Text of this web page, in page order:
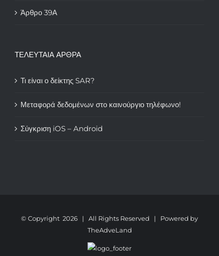
Άρθρο 39Α
ΤΕΛΕΥΤΑΙΑ ΑΡΘΡΑ
Τι είναι ο δείκτης SAR?
Μεταφορά δεδομένων στο καινούργιο τηλέφωνο!
Σύγκριση iOS – Android
© Copyright 2026 | All Rights Reserved | Powered by
TheAdveLand